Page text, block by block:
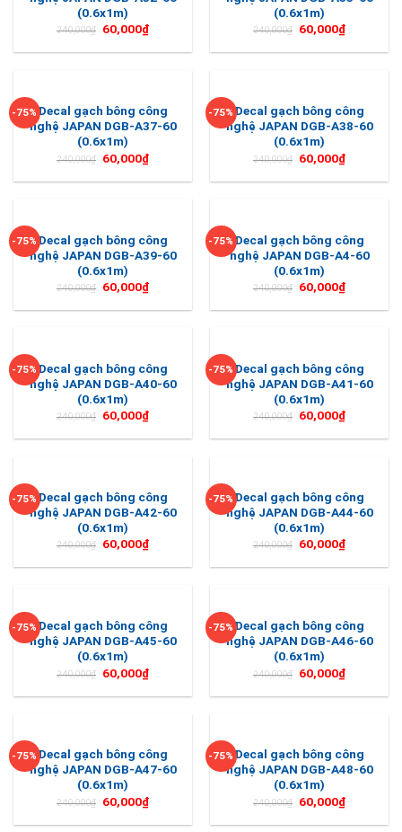
(0.6x1m)
240,000₫ 60,000₫
(0.6x1m)
240,000₫ 60,000₫
-75% Decal gạch bông công
nghệ JAPAN DGB-A37-60
(0.6x1m)
240,000₫ 60,000₫
-75% Decal gạch bông công
nghệ JAPAN DGB-A38-60
(0.6x1m)
240,000₫ 60,000₫
-75% Decal gạch bông công
nghệ JAPAN DGB-A39-60
(0.6x1m)
240,000₫ 60,000₫
-75% Decal gạch bông công
nghệ JAPAN DGB-A4-60
(0.6x1m)
240,000₫ 60,000₫
-75% Decal gạch bông công
nghệ JAPAN DGB-A40-60
(0.6x1m)
240,000₫ 60,000₫
-75% Decal gạch bông công
nghệ JAPAN DGB-A41-60
(0.6x1m)
240,000₫ 60,000₫
-75% Decal gạch bông công
nghệ JAPAN DGB-A42-60
(0.6x1m)
240,000₫ 60,000₫
-75% Decal gạch bông công
nghệ JAPAN DGB-A44-60
(0.6x1m)
240,000₫ 60,000₫
-75% Decal gạch bông công
nghệ JAPAN DGB-A45-60
(0.6x1m)
240,000₫ 60,000₫
-75% Decal gạch bông công
nghệ JAPAN DGB-A46-60
(0.6x1m)
240,000₫ 60,000₫
-75% Decal gạch bông công
nghệ JAPAN DGB-A47-60
(0.6x1m)
240,000₫ 60,000₫
-75% Decal gạch bông công
nghệ JAPAN DGB-A48-60
(0.6x1m)
240,000₫ 60,000₫